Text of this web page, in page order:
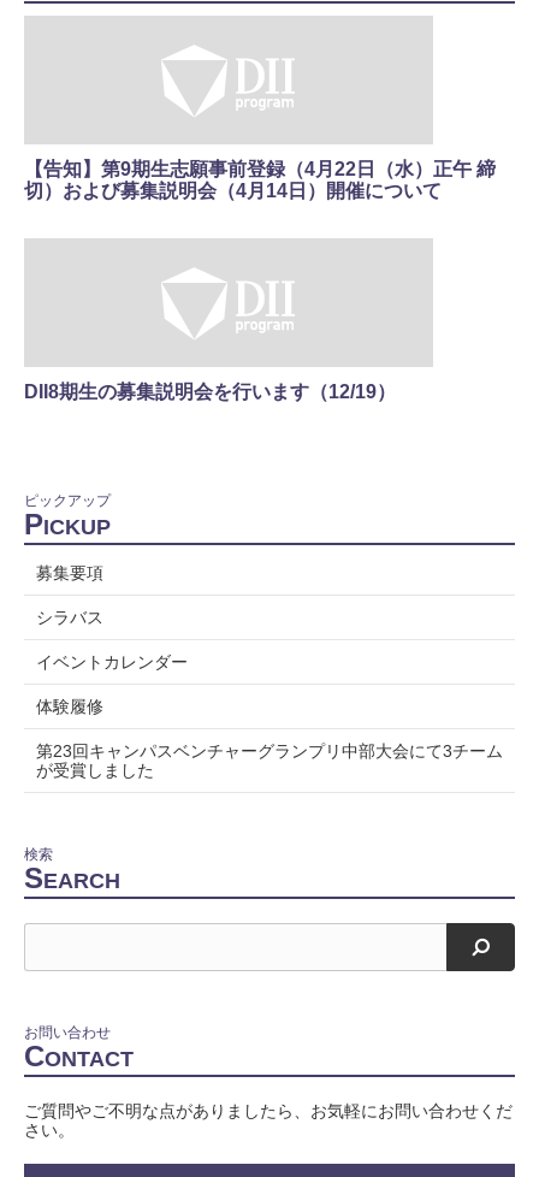
【告知】第9期生志願事前登録（4月22日（水）正午 締
切）および募集説明会（4月14日）開催について
DII8期生の募集説明会を行います（12/19）
ピックアップ
PICKUP
募集要項
シラバス
イベントカレンダー
体験履修
第23回キャンパスベンチャーグランプリ中部大会にて3チーム
が受賞しました
検索
SEARCH
検索
お問い合わせ
CONTACT
ご質問やご不明な点がありましたら、お気軽にお問い合わせくだ
さい。